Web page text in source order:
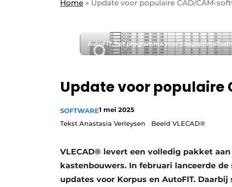
Keukenbouw | Platform over design
Nieuwsbrief
Vacature aanmelden
Video’s
Home » Update voor populaire CAD/CAM-
AutoFIT, het programma voor
Update voor populaire
SOFTWARE1 mei 2025
Tekst Anastasia Verleysen Beeld VLECAD®
VLECAD® levert een volledig pakket
kastenbouwers. In februari lanceerde
updates voor Korpus en AutoFIT.